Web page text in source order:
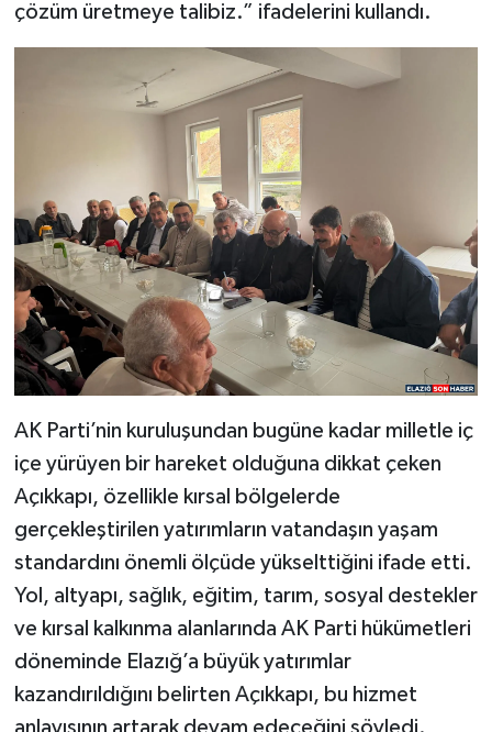
çözüm üretmeye talibiz.” ifadelerini kullandı.
AK Parti’nin kuruluşundan bugüne kadar milletle iç
içe yürüyen bir hareket olduğuna dikkat çeken
Açıkkapı, özellikle kırsal bölgelerde
gerçekleştirilen yatırımların vatandaşın yaşam
standardını önemli ölçüde yükselttiğini ifade etti.
Yol, altyapı, sağlık, eğitim, tarım, sosyal destekler
ve kırsal kalkınma alanlarında AK Parti hükümetleri
döneminde Elazığ’a büyük yatırımlar
kazandırıldığını belirten Açıkkapı, bu hizmet
anlayışının artarak devam edeceğini söyledi.